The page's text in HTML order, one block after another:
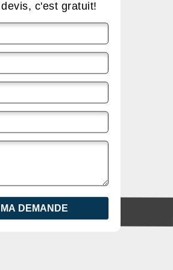
devis, c'est gratuit!